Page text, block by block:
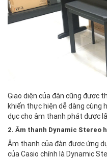
Giao diện của đàn cũng được
khiển thực hiện dễ dàng cùng
dục cho âm thanh phát được
2. Âm thanh Dynamic Stereo
Âm thanh của đàn được ứng
của Casio chính là Dynamic